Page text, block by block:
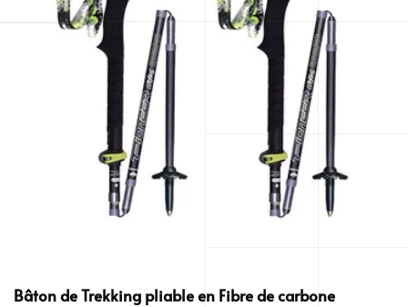
Bâton de Trekking pliable en Fibre de carbone